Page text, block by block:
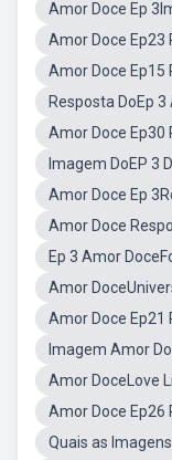
Amor Doce Ep
Amor Doce Ep23
Amor Doce Ep15
Resposta DoEp
Amor Doce Ep30
Imagem DoEP 3
Amor Doce Ep
Amor Doce
Ep 3 Amor
Amor
Amor Doce Ep21
Imagem Amor
Amor DoceLove
Amor Doce Ep26
Quais as